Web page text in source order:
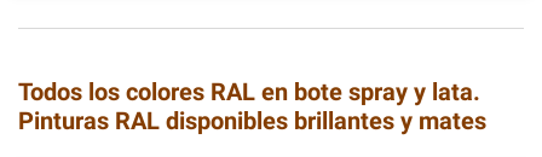
Todos los colores RAL en bote spray y lata.
Pinturas RAL disponibles brillantes y mates